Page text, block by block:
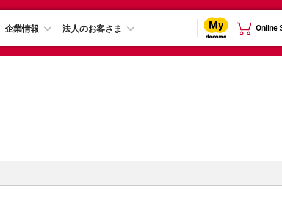
企業情報 法人のお客さま Online